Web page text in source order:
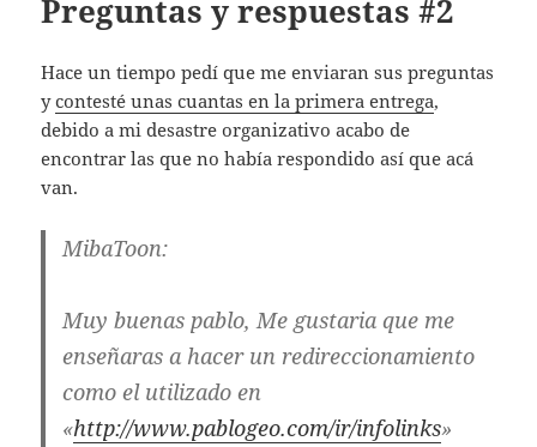
Preguntas y respuestas #2
Hace un tiempo pedí que me enviaran sus preguntas
ycontesté unas cuantas en la primera entrega,
debido a mi desastre organizativo acabo de
encontrar las que no había respondido así que acá
van.
MibaToon:
Muy buenas pablo, Me gustaria que me
enseñaras a hacer un redireccionamiento
como el utilizado en
«http://www.pablogeo.com/ir/infolinks»